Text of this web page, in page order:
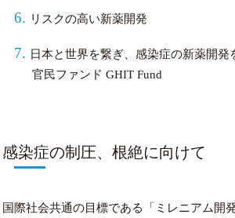
リスクの高い新薬開発
日本と世界を繋ぎ、感染症の新薬開発
官民ファンド GHIT Fund
感染症の制圧、根絶に向けて
国際社会共通の目標である「ミレニアム開